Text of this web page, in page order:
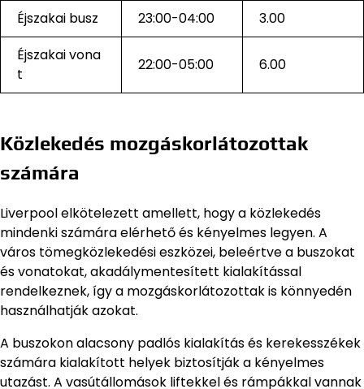
Éjszakai busz 23:00-04:00
3.00
Éjszakai vona
t
22:00-05:00 6.00
Közlekedés mozgáskorlátozottak
számára
Liverpool elkötelezett amellett, hogy a közlekedés
mindenki számára elérhető és kényelmes legyen. A
város tömegközlekedési eszközei, beleértve a buszokat
és vonatokat, akadálymentesített kialakítással
rendelkeznek, így a mozgáskorlátozottak is könnyedén
használhatják azokat.
A buszokon alacsony padlós kialakítás és kerekesszékek
számára kialakított helyek biztosítják a kényelmes
utazást. A vasútállomások liftekkel és rámpákkal vannak